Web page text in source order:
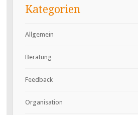
Kategorien
Allgemein
Beratung
Feedback
Organisation